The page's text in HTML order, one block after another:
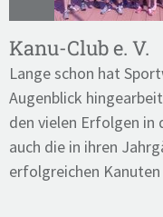
Kanu-Club e. V.
Lange schon hat
Augenblick
den vielen Erfolgen in
auch die in ihren
erfolgreichen